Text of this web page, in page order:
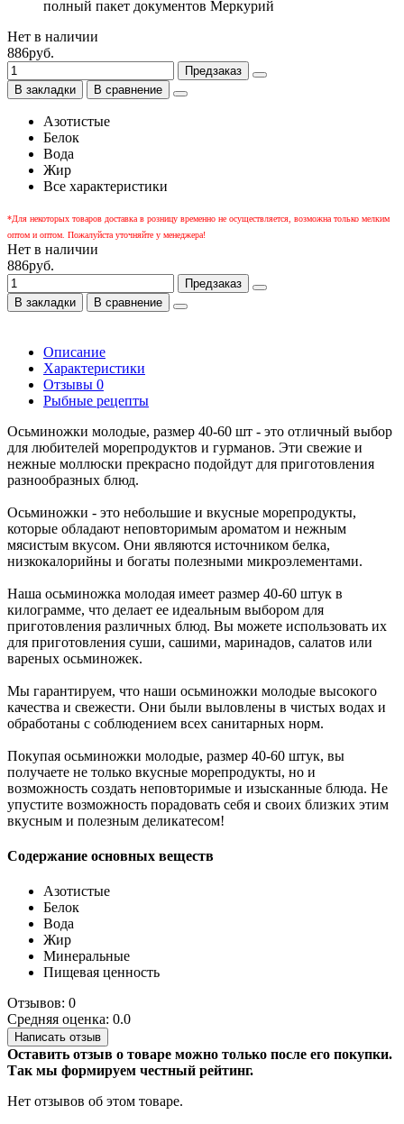
полный пакет документов Меркурий
Нет в наличии
886руб.
Предзаказ
В закладки
В сравнение
Азотистые
Белок
Вода
Жир
Все характеристики
*Для некоторых товаров доставка в розницу временно не осуществляется, возможна только мелким
оптом и оптом. Пожалуйста уточняйте у менеджера!
Нет в наличии
886руб.
Предзаказ
В закладки
В сравнение
Описание
Характеристики
Отзывы 0
Рыбные рецепты
Осьминожки молодые, размер 40-60 шт - это отличный выбор
для любителей морепродуктов и гурманов. Эти свежие и
нежные моллюски прекрасно подойдут для приготовления
разнообразных блюд.
Осьминожки - это небольшие и вкусные морепродукты,
которые обладают неповторимым ароматом и нежным
мясистым вкусом. Они являются источником белка,
низкокалорийны и богаты полезными микроэлементами.
Наша осьминожка молодая имеет размер 40-60 штук в
килограмме, что делает ее идеальным выбором для
приготовления различных блюд. Вы можете использовать их
для приготовления суши, сашими, маринадов, салатов или
вареных осьминожек.
Мы гарантируем, что наши осьминожки молодые высокого
качества и свежести. Они были выловлены в чистых водах и
обработаны с соблюдением всех санитарных норм.
Покупая осьминожки молодые, размер 40-60 штук, вы
получаете не только вкусные морепродукты, но и
возможность создать неповторимые и изысканные блюда. Не
упустите возможность порадовать себя и своих близких этим
вкусным и полезным деликатесом!
Содержание основных веществ
Азотистые
Белок
Вода
Жир
Минеральные
Пищевая ценность
Отзывов: 0
Средняя оценка: 0.0
Написать отзыв
Оставить отзыв о товаре можно только после его покупки.
Так мы формируем честный рейтинг.
Нет отзывов об этом товаре.